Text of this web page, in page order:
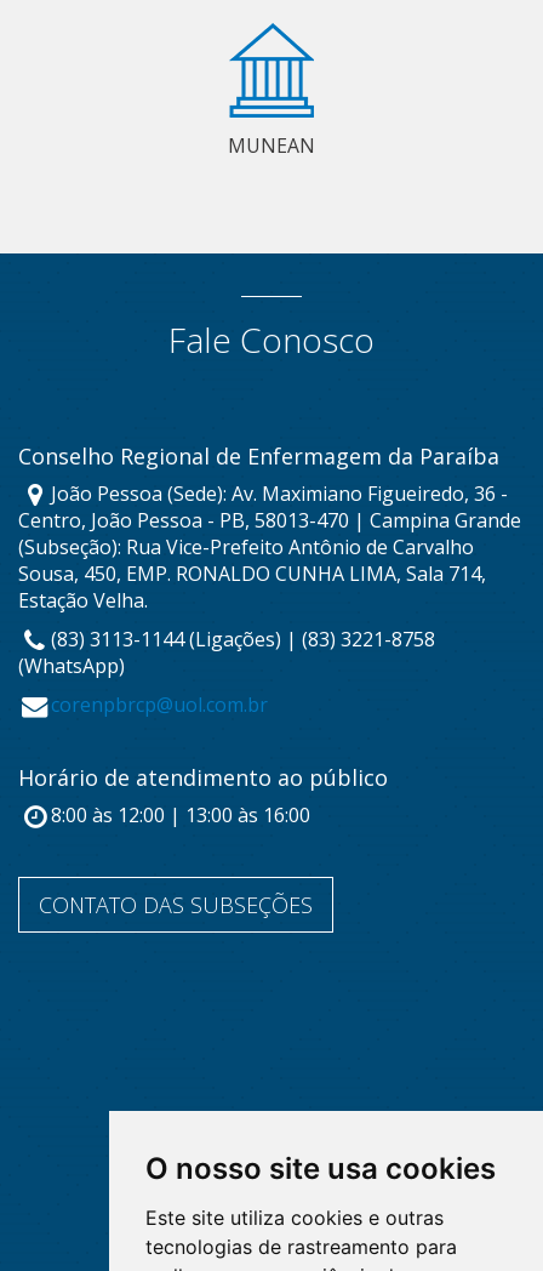
O nosso site usa cookies
Este site utiliza cookies e outras
tecnologias de rastreamento para
MUNEAN
Fale Conosco
Conselho Regional de Enfermagem da Paraíba
João Pessoa (Sede): Av. Maximiano Figueiredo, 36 -
Centro, João Pessoa - PB, 58013-470 | Campina Grande
(Subseção): Rua Vice-Prefeito Antônio de Carvalho
Sousa, 450, EMP. RONALDO CUNHA LIMA, Sala 714,
Estação Velha.
(83) 3113-1144 (Ligações) | (83) 3221-8758
(WhatsApp)
corenpbrcp@uol.com.br
Horário de atendimento ao público
8:00 às 12:00 | 13:00 às 16:00
CONTATO DAS SUBSEÇÕES